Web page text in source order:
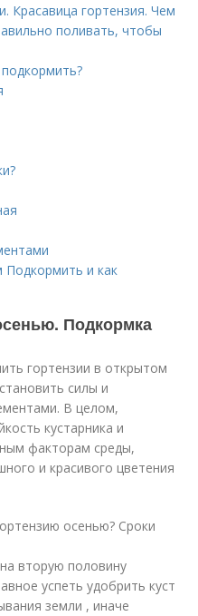
Красавица гортензия. Чем
поливать, чтобы
Подкормить и как
Подкормка
гортензии в открытом
силы и
В целом,
кустарника и
факторам среды,
и красивого цветения
осенью? Сроки
вторую половину
успеть удобрить куст
земли , иначе